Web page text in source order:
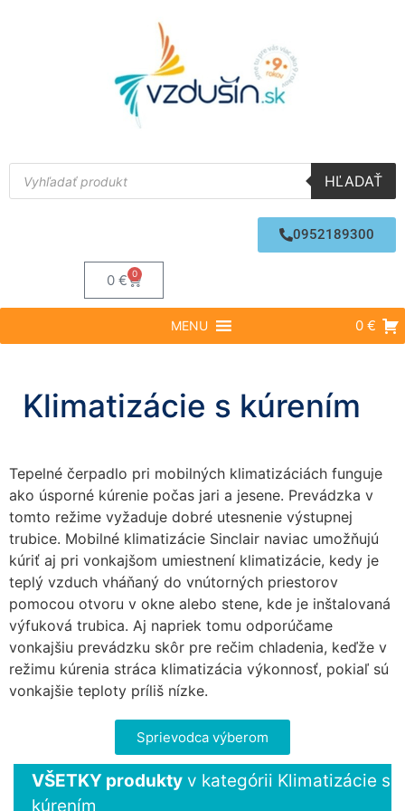
HĽADAŤ
0952189300
0€ 0
MENU 0 €
Klimatizácie s kúrením
Tepelné čerpadlo pri mobilných klimatizáciách funguje
ako úsporné kúrenie počas jari a jesene. Prevádzka v
tomto režime vyžaduje dobré utesnenie výstupnej
trubice. Mobilné klimatizácie Sinclair naviac umožňujú
kúriť aj pri vonkajšom umiestnení klimatizácie, kedy je
teplý vzduch vháňaný do vnútorných priestorov
pomocou otvoru v okne alebo stene, kde je inštalovaná
výfuková trubica. Aj napriek tomu odporúčame
vonkajšiu prevádzku skôr pre rečim chladenia, keďže v
režimu kúrenia stráca klimatizácia výkonnosť, pokiaľ sú
vonkajšie teploty príliš nízke.
Sprievodca výberom
VŠETKY produkty v kategórii Klimatizácie s
kúrením
Nevyhnutné
Tieto súbory
cookie nie sú
voliteľné. Sú
potrebné pre
Štatistiky